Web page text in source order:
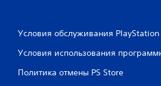
Условия обслуживания PlayStation
Условия использования
Политика отмены PS Store